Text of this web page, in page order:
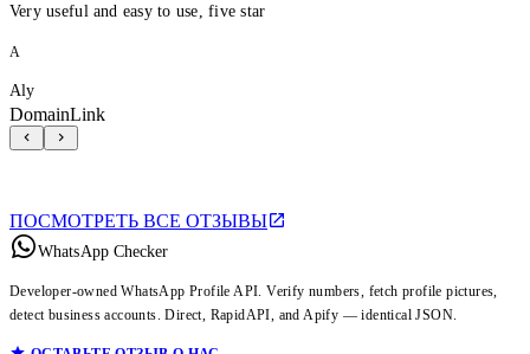
Very useful and easy to use, five star
A
Aly
DomainLink
ПОСМОТРЕТЬ ВСЕ ОТЗЫВЫ
WhatsApp Checker
Developer-owned WhatsApp Profile API. Verify numbers, fetch profile pictures,
detect business accounts. Direct, RapidAPI, and Apify — identical JSON.